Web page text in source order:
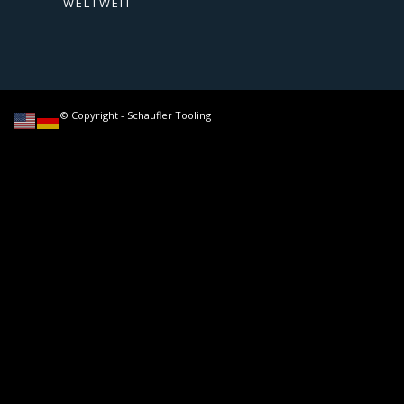
© Copyright - Schaufler Tooling